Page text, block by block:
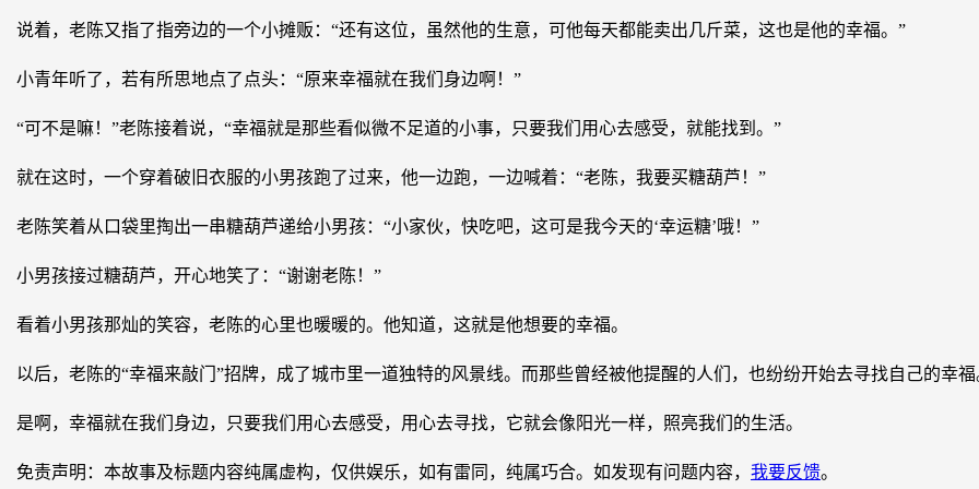
说着，老陈又指了指旁边的一个小摊贩：“还有这位，虽然他的生意，可他每天都能卖出几斤菜，这也是他的幸福。”
小青年听了，若有所思地点了点头：“原来幸福就在我们身边啊！”
“可不是嘛！”老陈接着说，“幸福就是那些看似微不足道的小事，只要我们用心去感受，就能找到。”
就在这时，一个穿着破旧衣服的小男孩跑了过来，他一边跑，一边喊着：“老陈，我要买糖葫芦！”
老陈笑着从口袋里掏出一串糖葫芦递给小男孩：“小家伙，快吃吧，这可是我今天的‘幸运糖’哦！”
小男孩接过糖葫芦，开心地笑了：“谢谢老陈！”
看着小男孩那灿的笑容，老陈的心里也暖暖的。他知道，这就是他想要的幸福。
以后，老陈的“幸福来敲门”招牌，成了城市里一道独特的风景线。而那些曾经被他提醒的人们，也纷纷开始去寻找自己的幸福
是啊，幸福就在我们身边，只要我们用心去感受，用心去寻找，它就会像阳光一样，照亮我们的生活。
免责声明：本故事及标题内容纯属虚构，仅供娱乐，如有雷同，纯属巧合。如发现有问题内容， 我要反馈。